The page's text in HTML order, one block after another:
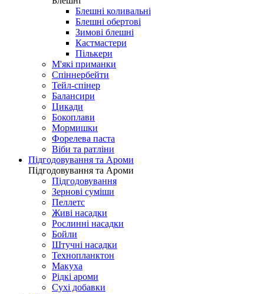
Блешні коливальні
Блешні обертові
Зимові блешні
Кастмастери
Пількери
М'які приманки
Спіннербейти
Тейл-спінер
Балансири
Цикади
Бокоплави
Мормишки
Форелева паста
Віби та ратліни
Підгодовування та Ароми
Підгодовування та Ароми
Підгодовування
Зернові суміши
Пеллетс
Живі насадки
Рослинні насадки
Бойли
Штучні насадки
Технопланктон
Макуха
Рідкі ароми
Сухі добавки